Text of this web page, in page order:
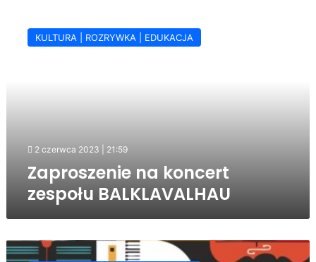
koncertKULTURA | ROZRYWKA | EDUKACJA
2 czerwca 2023 | 21:59
Zaproszenie na koncert
zespołu BALKLAVALHAU
Diez